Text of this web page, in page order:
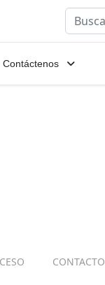
Buscar
Contáctenos
CONTACTO